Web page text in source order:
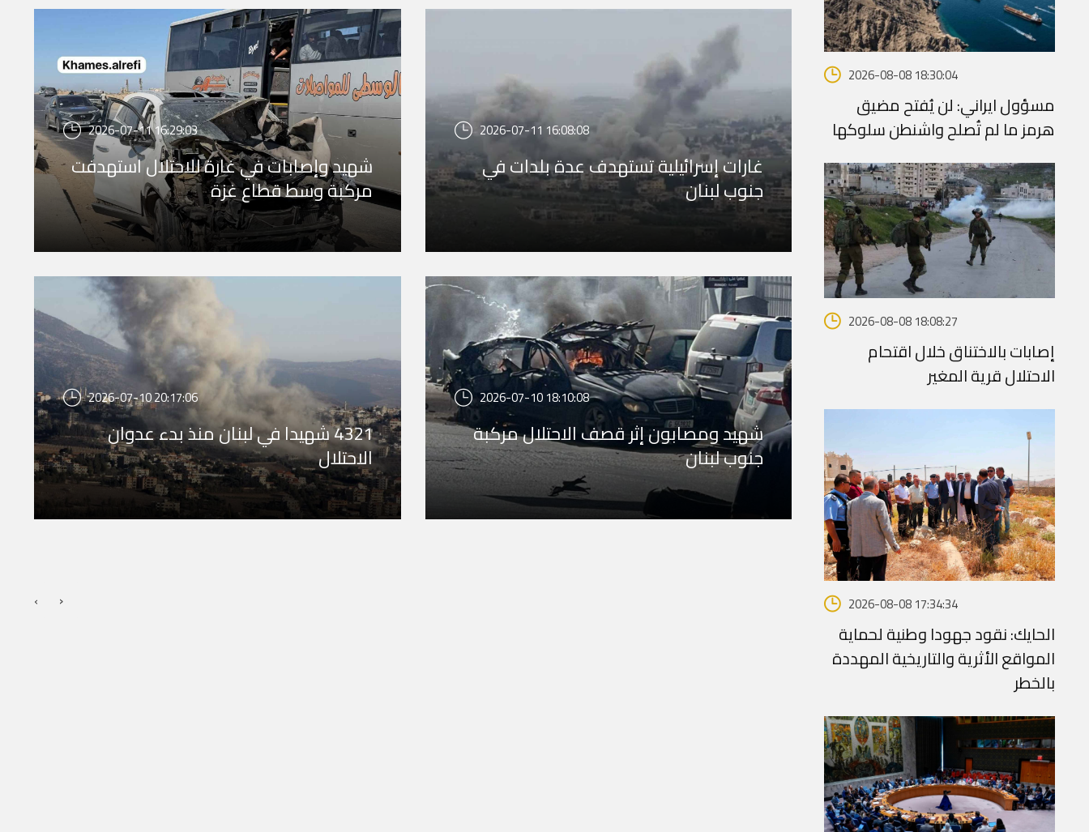
2026-07-11 16:29:03
شهيد وإصابات في غارة للاحتلال استهدفت
مركبة وسط قطاع غزة
2026-07-11 16:08:08
غارات إسرائيلية تستهدف عدة بلدات في
جنوب لبنان
2026-07-10 20:17:06
4321 شهيدا في لبنان منذ بدء عدوان
الاحتلال
2026-07-10 18:10:08
شهيد ومصابون إثر قصف الاحتلال مركبة
جنوب لبنان
‹ ›
2026-08-08 18:30:04
مسؤول ايراني: لن يُفتح مضيق
هرمز ما لم تُصلح واشنطن سلوكها
2026-08-08 18:08:27
إصابات بالاختناق خلال اقتحام
الاحتلال قرية المغير
2026-08-08 17:34:34
الحايك: نقود جهودا وطنية لحماية
المواقع الأثرية والتاريخية المهددة
بالخطر